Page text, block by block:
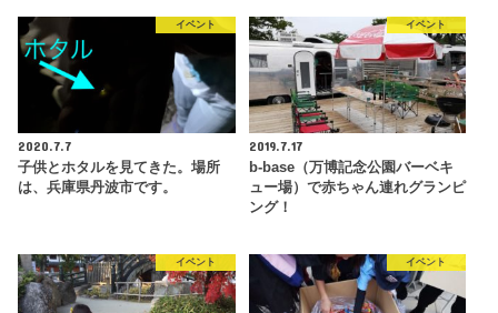
イベント
2020.7.7
子供とホタルを見てきた。場所
は、兵庫県丹波市です。
イベント
2019.7.17
b-base（万博記念公園バーベキ
ュー場）で赤ちゃん連れグランピ
ング！
イベント イベント